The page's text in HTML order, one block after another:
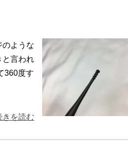
のような
と言われ
360度す
きを読む